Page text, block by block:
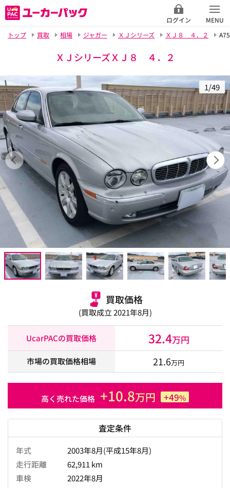
ログイン
MENU
トップ
買取 相場 ジャガー ＸＪシリーズ ＸＪ８ ４．２
ＸＪシリーズＸＪ８ ４．２
1/49
買取価格
(買取成立 2021年8月)
UcarPACの買取価格 32.4万円
市場の買取価格相場 21.6万円
高く売れた価格 +10.8万円 +49%
査定条件
年式
2003年8月(平成15年8月)
走行距離
62,911 km
車検
2022年8月